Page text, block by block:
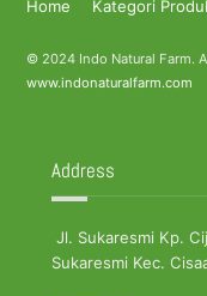
Home Kategori
© 2024 Indo Natural Farm.
www.indonaturalfarm.com
Address
Jl. Sukaresmi Kp.
Sukaresmi Kec.